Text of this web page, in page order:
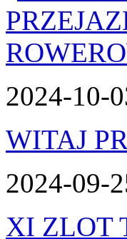
2024-10-
WITAJ
2024-09-
XI ZLOT